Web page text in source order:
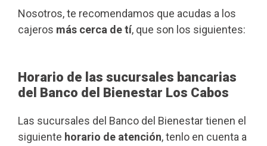
Nosotros, te recomendamos que acudas a los
cajeros más cerca de tí, que son los siguientes:
Horario de las sucursales bancarias
del Banco del Bienestar Los Cabos
Las sucursales del Banco del Bienestar tienen el
siguiente horario de atención, tenlo en cuenta a